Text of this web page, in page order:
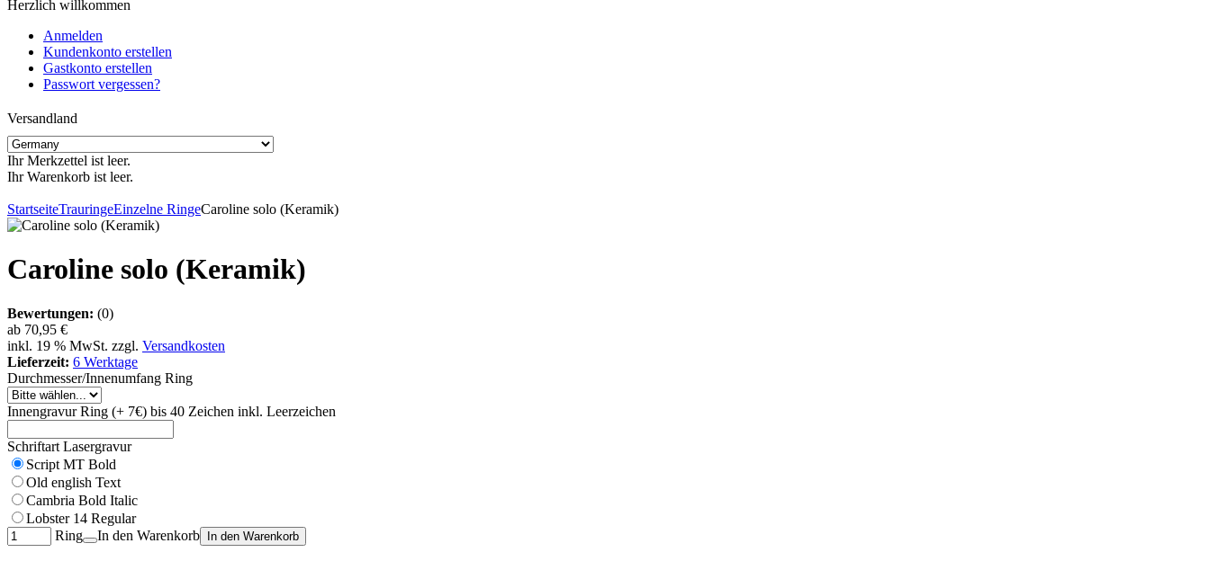
Herzlich willkommen
Anmelden
Kundenkonto erstellen
Gastkonto erstellen
Passwort vergessen?
Versandland
Ihr Merkzettel ist leer.
Ihr Warenkorb ist leer.
StartseiteTrauringeEinzelne RingeCaroline solo (Keramik)
Caroline solo (Keramik)
Bewertungen: (0)
ab 70,95 €
inkl. 19 % MwSt. zzgl. Versandkosten
Lieferzeit: 6 Werktage
Durchmesser/Innenumfang Ring
Innengravur Ring (+ 7€) bis 40 Zeichen inkl. Leerzeichen
Schriftart Lasergravur
Script MT Bold
Old english Text
Cambria Bold Italic
Lobster 14 Regular
Ring
In den Warenkorb In den Warenkorb